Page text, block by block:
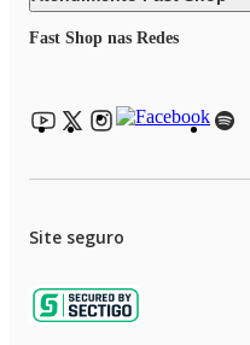
Fast Shop nas Redes
Site seguro